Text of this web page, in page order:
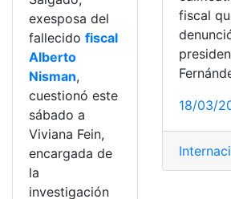
exesposa del
fallecido fiscal
Alberto
Nisman,
cuestionó este
sábado a
Viviana Fein,
encargada de
la
investigación
fiscal
18/03/